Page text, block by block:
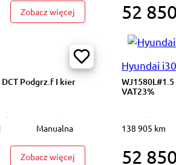
Salon PL VAT 23%
Zobacz więcej : GD7H677#1.5 T-GDI M
52
PL VAT23%
Podgrz.f I kier
Manualna
Zobacz więcej : WD4541P#1.6 T-GDi
Hyundai i30
VAT23%
138 905 km
52